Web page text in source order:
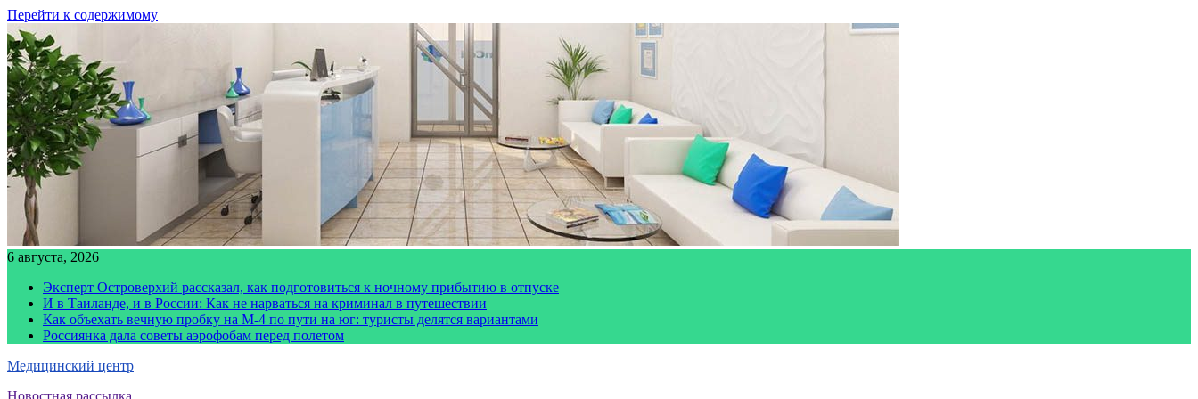
Перейти к содержимому
6 августа, 2026
Эксперт Островерхий рассказал, как подготовиться к ночному прибытию в отпуске
И в Таиланде, и в России: Как не нарваться на криминал в путешествии
Как объехать вечную пробку на М-4 по пути на юг: туристы делятся вариантами
Россиянка дала советы аэрофобам перед полетом
Медицинский центр
Новостная рассылка